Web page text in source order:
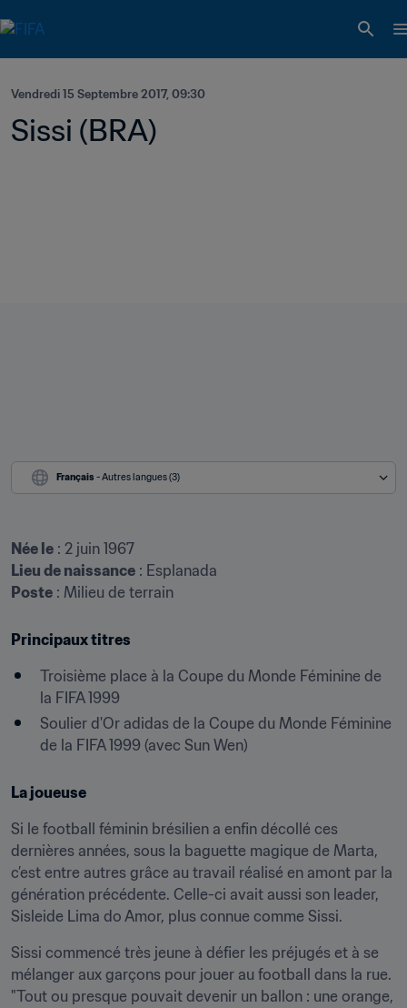
Vendredi 15 Septembre 2017, 09:30
Sissi (BRA)
Français - Autres langues (3)
Née le
Lieu de naissance
Poste : Milieu de terrain
Principaux titres
Troisième place à la Coupe du Monde Féminine de
la FIFA 1999
Soulier d'Or adidas de la Coupe du Monde Féminine
de la FIFA 1999 (avec Sun Wen)
La joueuse
Si le football féminin brésilien a enfin décollé ces
dernières années, sous la baguette magique de Marta,
c’est entre autres grâce au travail réalisé en amont par la
génération précédente. Celle-ci avait aussi son leader,
Sisleide Lima do Amor, plus connue comme Sissi.
Sissi commencé très jeune à défier les préjugés et à se
mélanger aux garçons pour jouer au football dans la rue.
"Tout ou presque pouvait devenir un ballon : une orange,